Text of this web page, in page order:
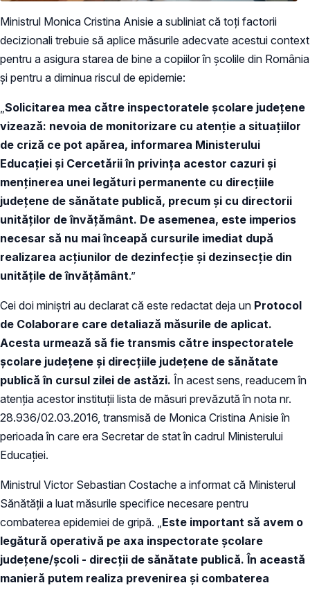
Ministrul Monica Cristina Anisie a subliniat că toți factorii
decizionali trebuie să aplice măsurile adecvate acestui context
pentru a asigura starea de bine a copiilor în școlile din România
și pentru a diminua riscul de epidemie:
Solicitarea mea către inspectoratele școlare județene
vizează: nevoia de monitorizare cu atenție a situațiilor
de criză ce pot apărea, informarea Ministerului
Educației și Cercetării în privința acestor cazuri și
menținerea unei legături permanente cu direcțiile
județene de sănătate publică, precum și cu directorii
unităților de învățământ. De asemenea, este imperios
necesar să nu mai înceapă cursurile imediat după
realizarea acțiunilor de dezinfecție și dezinsecție din
unitățile de învățământ.”
Cei doi miniștri au declarat că este redactat deja un Protocol
de Colaborare care detaliază măsurile de aplicat.
Acesta urmează să fie transmis către inspectoratele
școlare județene și direcțiile județene de sănătate
publică în cursul zilei de astăzi. În acest sens, readucem în
atenția acestor instituții lista de măsuri prevăzută în nota nr.
28.936/02.03.2016, transmisă de Monica Cristina Anisie în
perioada în care era Secretar de stat în cadrul Ministerului
Educației.
Ministrul Victor Sebastian Costache a informat că Ministerul
Sănătății a luat măsurile specifice necesare pentru
combaterea epidemiei de gripă. „ Este important să avem o
legătură operativă pe axa inspectorate școlare
județene/școli - direcții de sănătate publică. În această
manieră putem realiza prevenirea și combaterea